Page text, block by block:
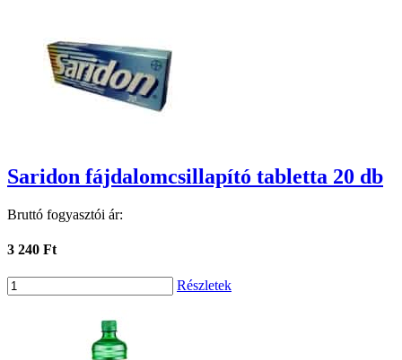
Saridon fájdalomcsillapító tabletta 20 db
Bruttó fogyasztói ár:
3 240 Ft
Részletek